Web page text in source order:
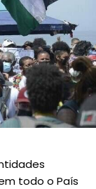
todo o País